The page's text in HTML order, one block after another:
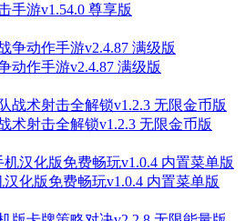
手游v1.54.0 尊享版
动作手游v2.4.87 满级版
术射击全解锁v1.2.3 无限金币版
化版免费畅玩v1.0.4 内置菜单版